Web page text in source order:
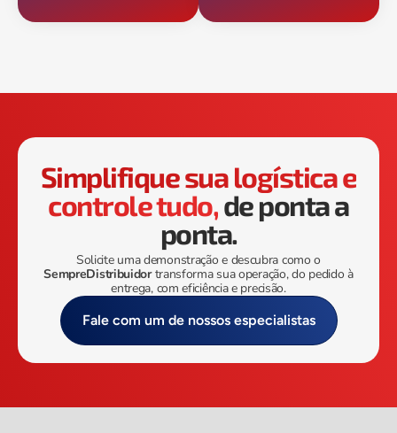
Simplifique sua logística e
controle tudo,de ponta a
ponta.
Solicite uma demonstração e descubra como o
SempreDistribuidortransforma sua operação, do pedido à
entrega, com eficiência e precisão.
Fale com um de nossos especialistas